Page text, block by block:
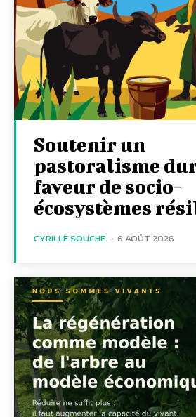
Soutenir un
pastoralisme
faveur de socio-
écosystèmes
CYRILLE SOUCHE - 6 AOÛT 2026